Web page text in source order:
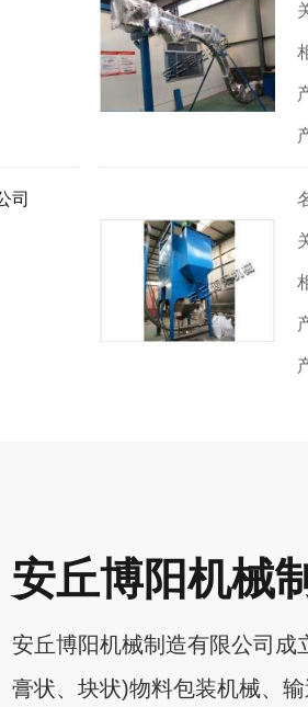
司
安丘博阳机械
安丘博阳机械制造有限公司成
膏状、块状)物料包装机械、